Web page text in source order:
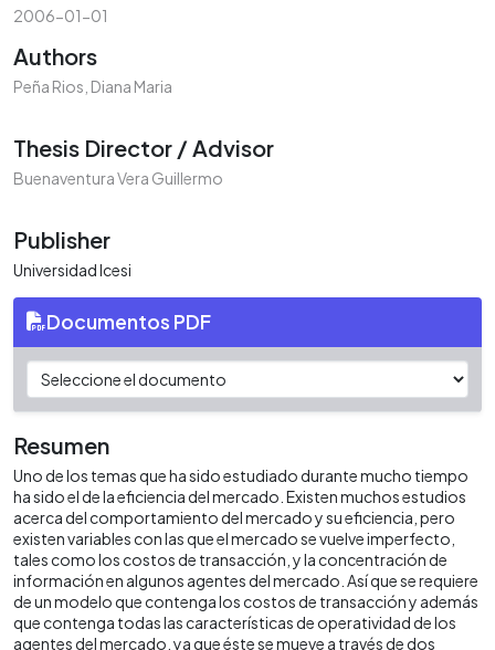
2006-01-01
Authors
Peña Rios, Diana Maria
Thesis Director / Advisor
Buenaventura Vera Guillermo
Publisher
Universidad Icesi
Documentos PDF
Resumen
Uno de los temas que ha sido estudiado durante mucho tiempo
ha sido el de la eficiencia del mercado. Existen muchos estudios
acerca del comportamiento del mercado y su eficiencia, pero
existen variables con las que el mercado se vuelve imperfecto,
tales como los costos de transacción, y la concentración de
información en algunos agentes del mercado. Así que se requiere
de un modelo que contenga los costos de transacción y además
que contenga todas las características de operatividad de los
agentes del mercado, ya que éste se mueve a través de dos